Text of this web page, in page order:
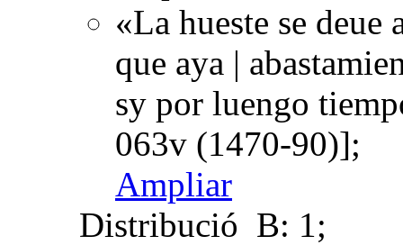
«La hueste se deue
que aya |
sy por luengo
063v (1470-90)];
Ampliar
Distribució B: 1;